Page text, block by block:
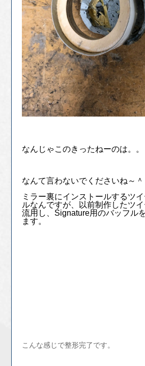
なんじゃこのきったねーのは。。
なんて言わないでくださいね～＾
ミラー裏にインストールするツ
ルなんですが、以前制作したツ
流用し、Signature用のバッフル
ます。
こんな感じで整形完了です。